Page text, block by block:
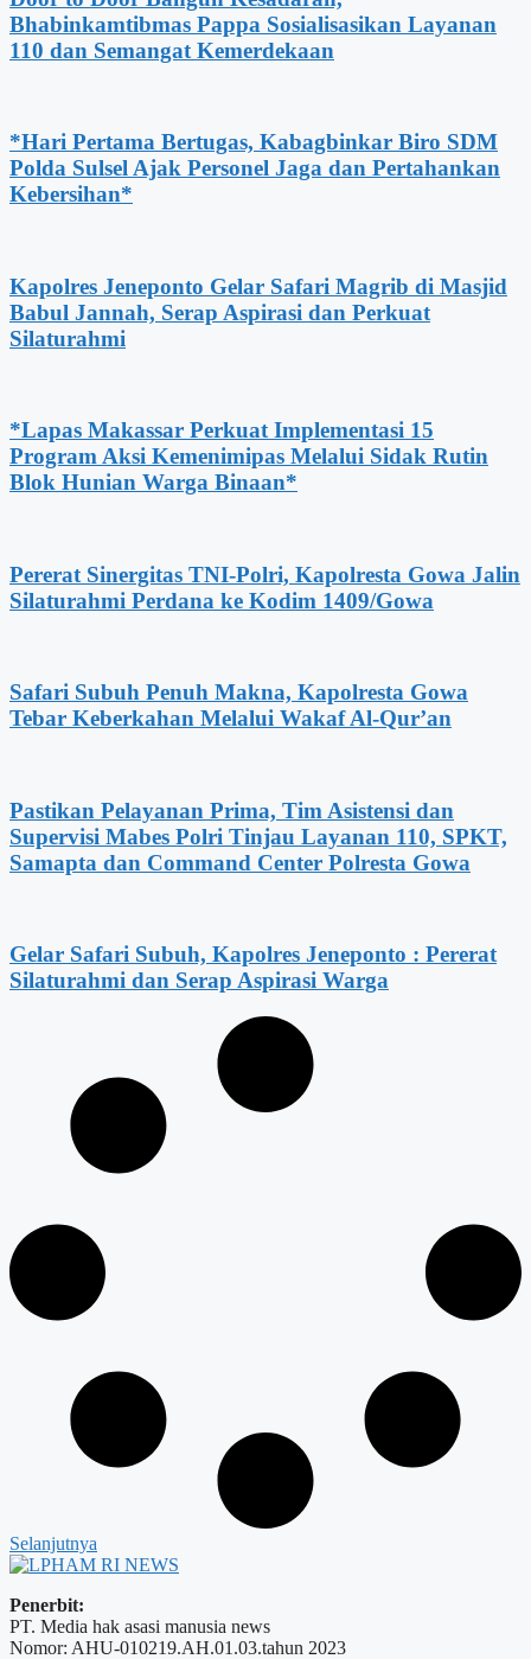
Bhabinkamtibmas Pappa Sosialisasikan Layanan
110 dan Semangat Kemerdekaan
*Hari Pertama Bertugas, Kabagbinkar Biro SDM
Polda Sulsel Ajak Personel Jaga dan Pertahankan
Kebersihan*
Kapolres Jeneponto Gelar Safari Magrib di Masjid
Babul Jannah, Serap Aspirasi dan Perkuat
Silaturahmi
*Lapas Makassar Perkuat Implementasi 15
Program Aksi Kemenimipas Melalui Sidak Rutin
Blok Hunian Warga Binaan*
Pererat Sinergitas TNI-Polri, Kapolresta Gowa Jalin
Silaturahmi Perdana ke Kodim 1409/Gowa
Safari Subuh Penuh Makna, Kapolresta Gowa
Tebar Keberkahan Melalui Wakaf Al-Qur’an
Pastikan Pelayanan Prima, Tim Asistensi dan
Supervisi Mabes Polri Tinjau Layanan 110, SPKT,
Samapta dan Command Center Polresta Gowa
Gelar Safari Subuh, Kapolres Jeneponto : Pererat
Silaturahmi dan Serap Aspirasi Warga
Selanjutnya
Penerbit:
PT. Media hak asasi manusia news
Nomor: AHU-010219.AH.01.03.tahun 2023